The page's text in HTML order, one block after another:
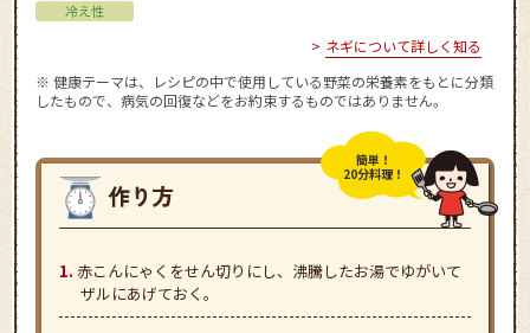
冷え性
ネギについて詳しく知る
※ 健康テーマは、レシピの中で使用している野菜の栄養素をもとに分類
したもので、病気の回復などをお約束するものではありません。
簡単！
20分料理！
赤こんにゃくをせん切りにし、沸騰したお湯でゆがいて
ザルにあげておく。